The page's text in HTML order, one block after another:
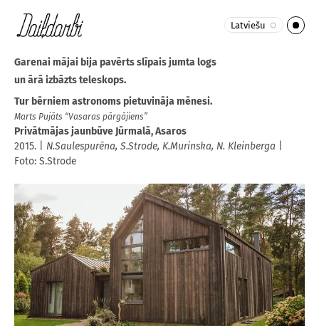
Latviešu
Garenai mājai bija pavērts slīpais jumta logs
un ārā izbāzts teleskops.
Tur bērniem astronoms pietuvināja mēnesi.
Marts Pujāts “Vasaras pārgājiens”
Privātmājas jaunbūve Jūrmalā, Asaros
2015. | N.Saulespurēna, S.Strode, K.Murinska, N. Kleinberga
Foto: S.Strode